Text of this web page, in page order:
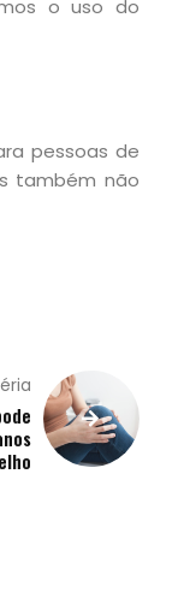
o uso do
pessoas de
também não